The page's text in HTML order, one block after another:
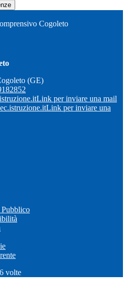
Cogoleto
(GE)
Link per inviare una mail
Link per inviare una
volte